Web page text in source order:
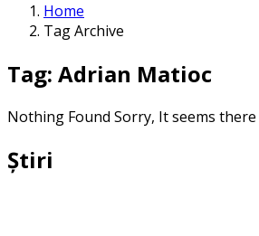
Home
Tag Archive
Tag: Adrian Matioc
Nothing Found Sorry, It seems
Știri